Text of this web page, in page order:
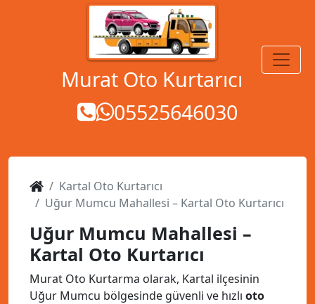
Murat Oto Kurtarıcı
05525646030
MENÜ
Kartal Oto Kurtarıcı
Uğur Mumcu Mahallesi – Kartal Oto Kurtarıcı
Uğur Mumcu Mahallesi –
Kartal Oto Kurtarıcı
Murat Oto Kurtarma olarak, Kartal ilçesinin
Uğur Mumcu bölgesinde güvenli ve hızlı oto